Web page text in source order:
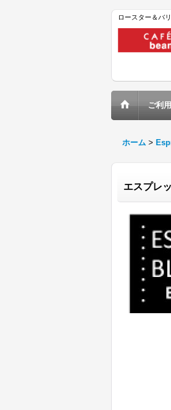
ロースター＆バ
ご利
ホーム >
エスプレ